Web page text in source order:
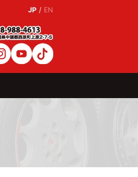
JP / EN